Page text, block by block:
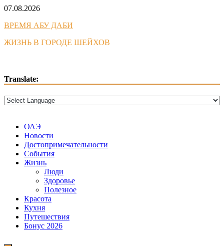
Skip
content
07.08.2026
ВРЕМЯ АБУ ДАБИ
ЖИЗНЬ В ГОРОДЕ ШЕЙХОВ
Translate:
ОАЭ
Новости
Достопримечательности
События
Жизнь
Люди
Здоровье
Полезное
Красота
Кухня
Путешествия
Бонус 2026